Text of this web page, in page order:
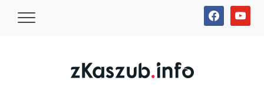
facebookyoutube